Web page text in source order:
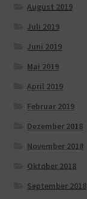
August 2019
Juli 2019
Juni 2019
Mai 2019
April 2019
Februar 2019
Dezember 2018
November 2018
Oktober 2018
September 2018